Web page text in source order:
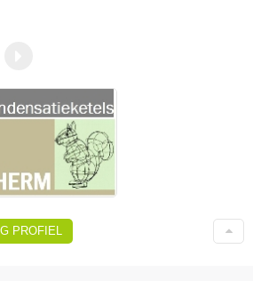
PROFIEL